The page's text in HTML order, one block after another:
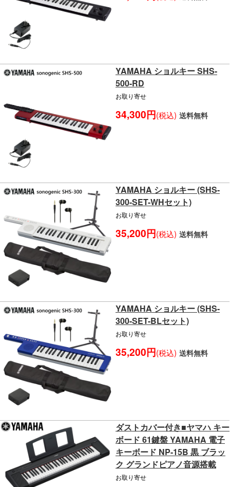
YAMAHA ショルキー SHS-
500-RD
お取り寄せ
34,300円(税込) 送料無料
YAMAHA ショルキー (SHS-
300-SET-WHセット)
お取り寄せ
35,200円(税込) 送料無料
YAMAHA ショルキー (SHS-
300-SET-BLセット)
お取り寄せ
35,200円(税込) 送料無料
ダストカバー付き■ヤマハ キー
ボード 61鍵盤 YAMAHA 電子
キーボード NP-15B 黒 ブラッ
ク グランドピアノ音源搭載
お取り寄せ